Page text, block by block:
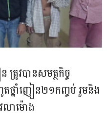
រូវបានសមត្ថកិច្ច
តថ្នាំញៀន២១កញ្ចប់ រួមនិង
លាម៉ោង